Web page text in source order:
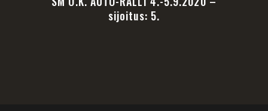
sijoitus: 5.